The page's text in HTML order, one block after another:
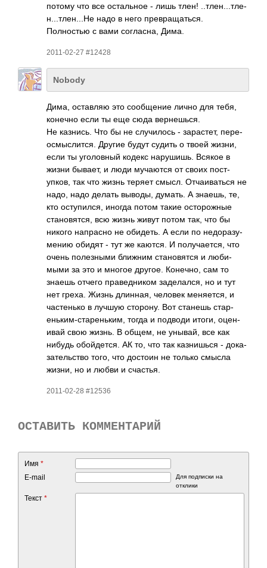
потому что все оста­льное - лишь тлен! ..тл­ен..­.тле­
н...­тлен­...Не надо в него прев­раща­ться.
Полн­остью с вами согл­асна, Дима.
2011-02-27 #12428
Nobody
Дима, оста­вляю это сооб­щение лично для тебя,
конечно если ты еще сюда верн­ешься.
Не казн­ись. Что бы не случ­илось - зара­стет, пере­
осмы­слит­ся. Другие будут судить о твоей жизни,
если ты угол­овный кодекс нару­шишь. Всякое в
жизни бывает, и люди муча­ются от своих пост­
упков, так что жизнь теряет смысл. Отча­иват­ься не
надо, надо делать выводы, думать. А знаешь, те,
кто осту­пился, иногда потом такие осто­рожные
стан­овят­ся, всю жизнь живут потом так, что бы
никого напр­асно не обид­еть. А если по недо­разу­
мению обидят - тут же каются. И полу­чает­ся, что
очень поле­зными ближним стан­овятся и люби­
мыми за это и многое другое. Коне­чно, сам то
знаешь отчего прав­едни­ком заде­лался, но и тут
нет греха. Жизнь длин­ная, человек меня­ется, и
част­енько в лучшую стор­ону. Вот станешь стар­
еньк­им-с­таре­ньким, тогда и подводи итоги, оцен­
ивай свою жизнь. В общем, не унывай, все как
нибудь обой­дется. АК то, что так казн­ишься - дока­
зате­льство того, что достоин не только смысла
жизни, но и любви и счас­тья.
2011-02-28 #12536
ОСТАВИТЬ КОММЕНТАРИЙ
Имя *
E-mail
Для подписки на
отклики
Текст *